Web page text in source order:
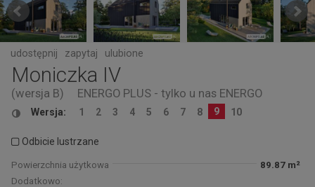
udostępnij zapytaj ulubione
Moniczka IV
(wersja B) ENERGO PLUS - tylko u nas ENERGO
Wersja: 1 2 3 4 5 6 7 8 9 10
Odbicie lustrzane
Powierzchnia użytkowa
89.87 m²
Dodatkowo: